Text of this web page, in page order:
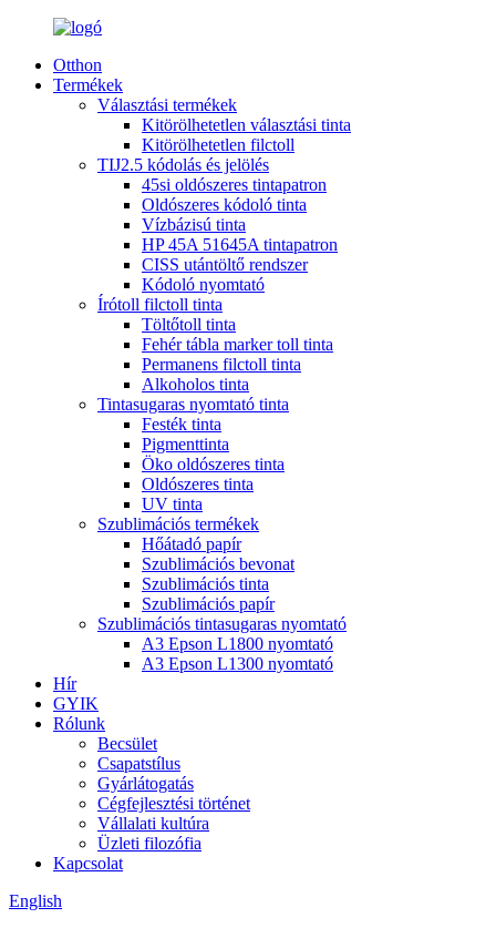
Otthon
Termékek
Választási termékek
Kitörölhetetlen választási tinta
Kitörölhetetlen filctoll
TIJ2.5 kódolás és jelölés
45si oldószeres tintapatron
Oldószeres kódoló tinta
Vízbázisú tinta
HP 45A 51645A tintapatron
CISS utántöltő rendszer
Kódoló nyomtató
Írótoll filctoll tinta
Töltőtoll tinta
Fehér tábla marker toll tinta
Permanens filctoll tinta
Alkoholos tinta
Tintasugaras nyomtató tinta
Festék tinta
Pigmenttinta
Öko oldószeres tinta
Oldószeres tinta
UV tinta
Szublimációs termékek
Hőátadó papír
Szublimációs bevonat
Szublimációs tinta
Szublimációs papír
Szublimációs tintasugaras nyomtató
A3 Epson L1800 nyomtató
A3 Epson L1300 nyomtató
Hír
GYIK
Rólunk
Becsület
Csapatstílus
Gyárlátogatás
Cégfejlesztési történet
Vállalati kultúra
Üzleti filozófia
Kapcsolat
English